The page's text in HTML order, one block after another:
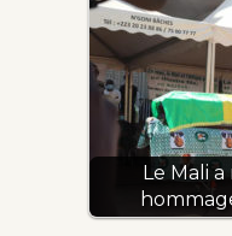
Le Mali